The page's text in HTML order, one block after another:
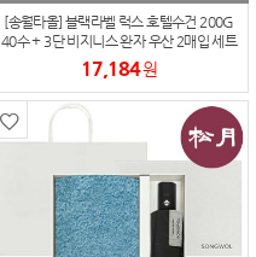
[송월타올] 블랙라벨 럭스 호텔수건 200G
40수 + 3단 비지니스 완자 우산 2매입 세트
17,184원